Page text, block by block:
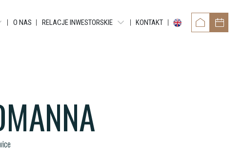
O NAS RELACJE INWESTORSKIE
POZOSTAŁE DOKUMENTY
OBLIGACJE
KONTAKT